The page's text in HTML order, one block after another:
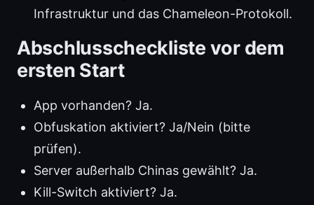
Infrastruktur und das Chameleon-Protokoll.
Abschlusscheckliste vor dem
ersten Start
App vorhanden? Ja.
Obfuskation aktiviert? Ja/Nein (bitte
prüfen).
Server außerhalb Chinas gewählt? Ja.
Kill-Switch aktiviert? Ja.